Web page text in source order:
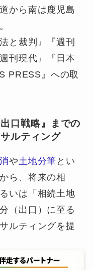
から南は鹿児島
と裁判』『週刊
刊現代』『日本
PRESS』への取
口戦略』までの
ルティング
や 土地分筆 とい
ら、将来の相
いは「相続土地
（出口）に至る
ルティングを提